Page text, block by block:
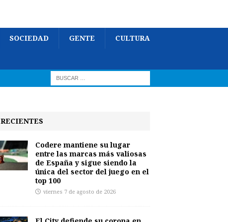
SOCIEDAD GENTE CULTURA
RECIENTES
Codere mantiene su lugar
entre las marcas más valiosas
de España y sigue siendo la
única del sector del juego en el
top 100
viernes 7 de agosto de 2026